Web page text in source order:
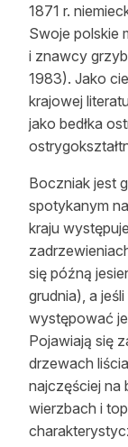
1871 r.
Swoje polskie
i znawcy
1983). Jako
krajowej
jako bedłka
Boczniak jest
spotykanym
kraju
się późną
grudnia), a
występować
Pojawiają się
drzewach
najczęściej na
wierzbach i